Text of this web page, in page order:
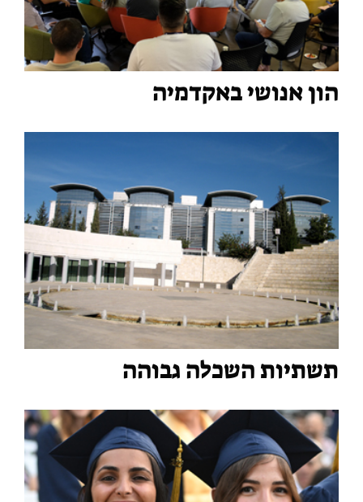
הון אנושי באקדמיה
תשתיות השכלה גבוהה